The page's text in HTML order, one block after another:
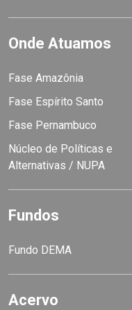
Onde Atuamos
Fase Amazônia
Fase Espírito Santo
Fase Pernambuco
Núcleo de Políticas e
Alternativas / NUPA
Fundos
Fundo DEMA
Acervo